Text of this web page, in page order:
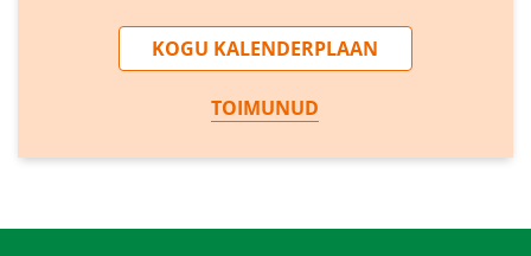
KOGU KALENDERPLAAN
TOIMUNUD